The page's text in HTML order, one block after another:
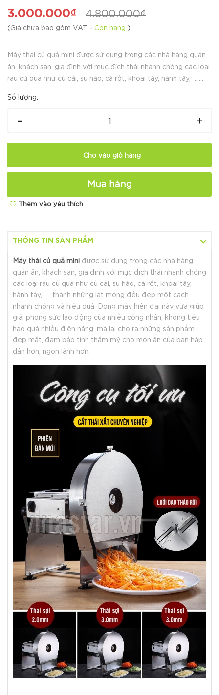
3.000.000₫ 4.800.000₫
( Giá chưa bao gồm VAT - Còn hàng )
Máy thái củ quả mini được sử dụng trong các nhà hàng quán
ăn, khách sạn, gia đình với mục đích thái nhanh chóng các loại
rau củ quả như củ cải, su hào, cà rốt, khoai tây, hành tây, …
Số lượng:
- +
Cho vào giỏ hàng
Mua hàng
Thêm vào yêu thích
THÔNG TIN SẢN PHẨM
Máy thái củ quả mini được sử dụng trong các nhà hàng
quán ăn, khách sạn, gia đình với mục đích thái nhanh chóng
các loại rau củ quả như củ cải, su hào, cà rốt, khoai tây,
hành tây, … thành những lát mỏng đều đẹp một cách
nhanh chóng và hiệu quả. Dòng máy hiện đại này vừa giúp
giải phóng sức lao động của nhiều công nhân, không tiêu
hao quá nhiều điện năng, mà lại cho ra những sản phẩm
đẹp mắt, đảm bảo tính thẩm mỹ cho món ăn của bạn hấp
dẫn hơn, ngon lành hơn.